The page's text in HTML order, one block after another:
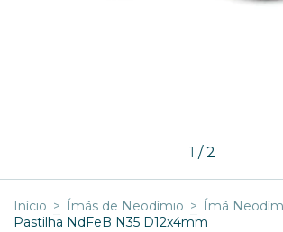
1 /2
Início > Ímãs de Neodímio > Ímã
Pastilha NdFeB N35 D12x4mm